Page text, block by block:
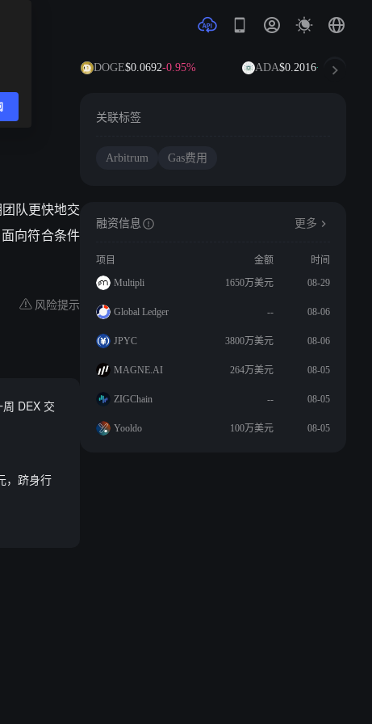
DOGE$0.0692-0.95% ADA$0.2016+4.99%
队更快地交
向符合条件
风险提示
DEX 交
，跻身行
关联标签
Arbitrum Gas费用
融资信息 更多
项目 金额
时间
Multipli
1650万美元 08-29
Global Ledger -- 08-06
JPYC 3800万美元 08-06
MAGNE.AI 264万美元 08-05
ZIGChain -- 08-05
Yooldo 100万美元 08-05